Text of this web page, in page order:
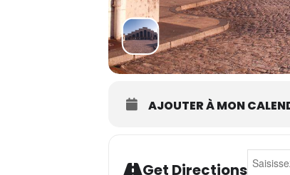
AJOUTER À MON
Get Directions